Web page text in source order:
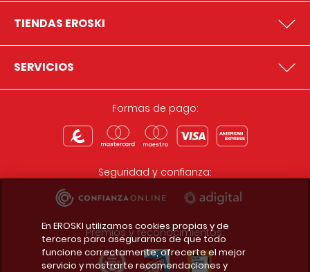
TIENDAS EROSKI
SERVICIOS
Formas de pago:
Seguridad y confianza:
Premios y reconocimientos:
En EROSKI utilizamos cookies propias y de
terceros para asegurarnos de que todo
funcione correctamente, ofrecerte el mejor
servicio y mostrarte recomendaciones y